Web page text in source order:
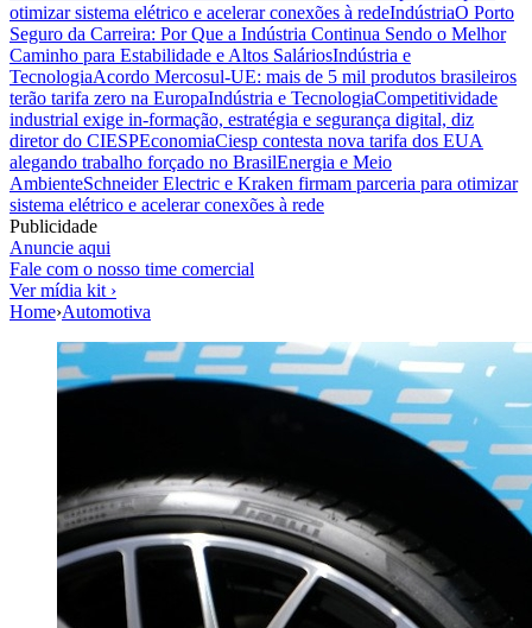
otimizar sistema elétrico e acelerar conexões à redeIndústriaO Porto
Seguro da Carreira: Por Que a Indústria Continua Sendo o Melhor
Caminho para Estabilidade e Altos SaláriosIndústria e
TecnologiaAcordo Mercosul-UE: mais de 5 mil produtos brasileiros
terão tarifa zero na EuropaIndústria e TecnologiaCompetitividade
industrial exige in-formação, estratégia e segurança digital, diz
diretor do CIESPEconomiaCiesp contesta nova tarifa dos EUA
alegando trabalho forçado no BrasilEnergia e Meio
AmbienteSchneider Electric e Kraken firmam parceria para otimizar
sistema elétrico e acelerar conexões à rede
Publicidade
Anuncie aqui
Fale com o nosso time comercial
Ver mídia kit ›
Home›Automotiva